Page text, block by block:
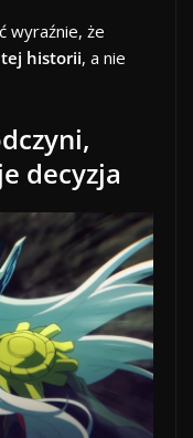
wyraźnie, że
tej historii, a nie
decyzja